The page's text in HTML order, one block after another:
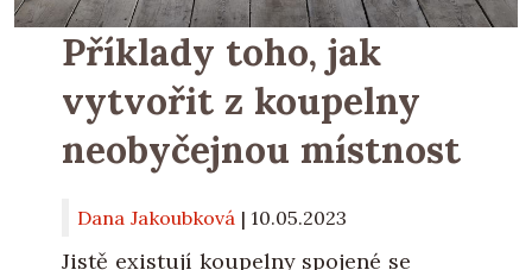
Příklady toho, jak
vytvořit z koupelny
neobyčejnou místnost
Dana Jakoubková | 10.05.2023
Jistě existují koupelny spojené se